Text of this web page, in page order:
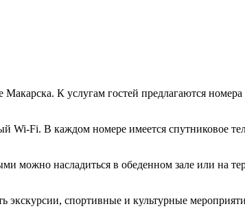
К услугам гостей предлагаются
Wi-Fi. В каждом номере имеется спутниковое
можно насладиться в обеденном зале или на
экскурсии, спортивные и культурные